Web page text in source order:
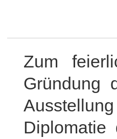
Zum
Gründung
Diplomatie